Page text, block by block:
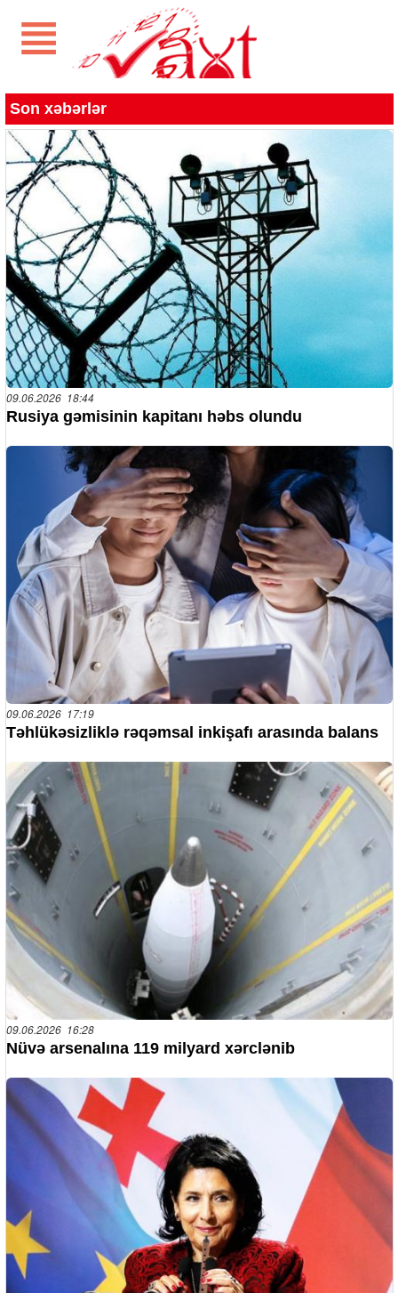
Son xəbərlər
09.06.2026 18:44
Rusiya gəmisinin kapitanı həbs olundu
09.06.2026 17:19
Təhlükəsizliklə rəqəmsal inkişafı arasında balans
09.06.2026 16:28
Nüvə arsenalına 119 milyard xərclənib